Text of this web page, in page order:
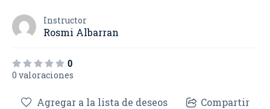
Instructor
Rosmi Albarran
0
0 valoraciones
Agregar a la lista de deseos Compartir